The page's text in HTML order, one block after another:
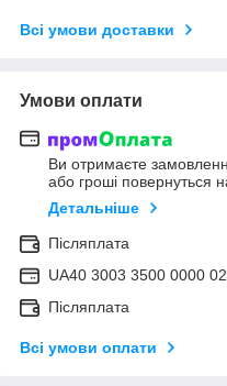
Всі умови доставки
Умови оплати
Ви отримаєте
або гроші повернуться
Детальніше
Післяплата
UA40 3003 3500 0000
Післяплата
Всі умови оплати